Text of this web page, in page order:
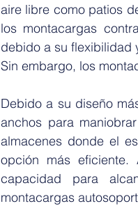
aire libre como patios
los montacargas
debido a su flexibilidad
Sin embargo, los
Debido a su diseño
anchos para
almacenes donde el
opción más eficiente.
capacidad para
montacargas